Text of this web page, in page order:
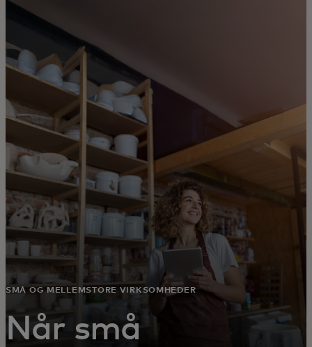
Til dig
Til virksomheder
Til hele verden
Til innovatører
Nyheder og trends
SMÅ OG MELLEMSTORE VIRKSOMHEDER
Når små